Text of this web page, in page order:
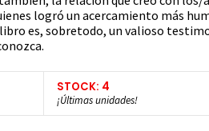
logró un acercamiento más
es, sobretodo, un valioso
STOCK: 4
¡Últimas unidades!